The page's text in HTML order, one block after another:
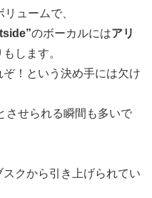
ュームで、
のボーカルにはアリ
します。
！という決め手には欠け
させられる瞬間も多いで
クから引き上げられてい